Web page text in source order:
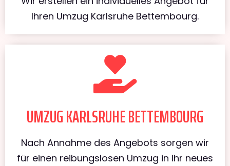
Ihren Umzug Karlsruhe Bettembourg.
UMZUG KARLSRUHE BETTEMBOURG
Nach Annahme des Angebots sorgen wir
für einen reibungslosen Umzug in Ihr neues